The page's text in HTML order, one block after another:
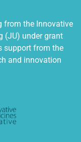
from the Innovative
(JU) under grant
support from the
and innovation